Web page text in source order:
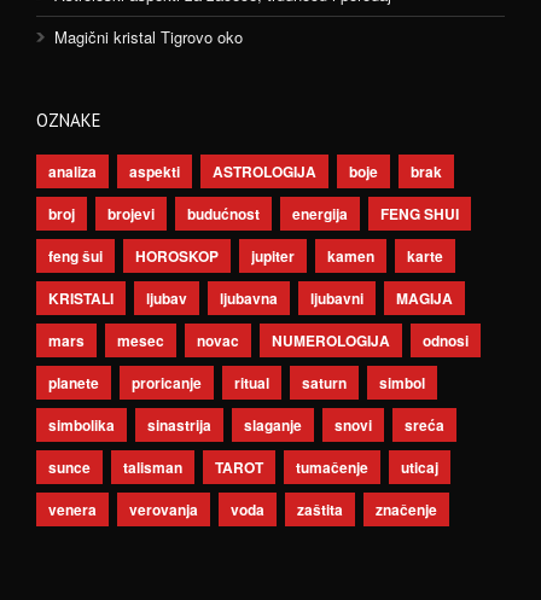
Magični kristal Tigrovo oko
OZNAKE
analiza aspekti ASTROLOGIJA boje
brak
broj
brojevi budućnost energija
FENG SHUI
feng šui
HOROSKOP jupiter kamen
karte
KRISTALI
ljubav ljubavna ljubavni
MAGIJA
mars
mesec novac NUMEROLOGIJA
odnosi
planete
proricanje ritual saturn
simbol
simbolika
sinastrija slaganje snovi
sreća
sunce
talisman TAROT tumačenje
uticaj
venera
verovanja voda zaštita značenje